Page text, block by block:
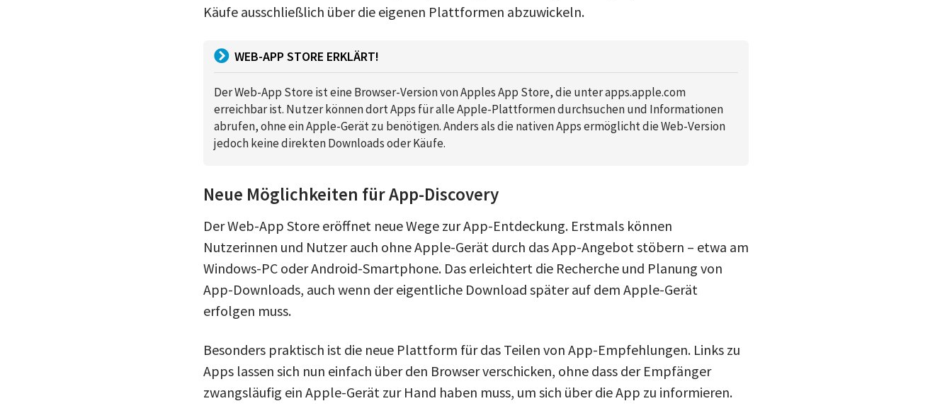
Käufe ausschließlich über die eigenen Plattformen abzuwickeln.
WEB-APP STORE ERKLÄRT!
Der Web-App Store ist eine Browser-Version von Apples App Store, die unter apps.apple.com
erreichbar ist. Nutzer können dort Apps für alle Apple-Plattformen durchsuchen und Informationen
abrufen, ohne ein Apple-Gerät zu benötigen. Anders als die nativen Apps ermöglicht die Web-Version
jedoch keine direkten Downloads oder Käufe.
Neue Möglichkeiten für App-Discovery
Der Web-App Store eröffnet neue Wege zur App-Entdeckung. Erstmals können
Nutzerinnen und Nutzer auch ohne Apple-Gerät durch das App-Angebot stöbern – etwa am
Windows-PC oder Android-Smartphone. Das erleichtert die Recherche und Planung von
App-Downloads, auch wenn der eigentliche Download später auf dem Apple-Gerät
erfolgen muss.
Besonders praktisch ist die neue Plattform für das Teilen von App-Empfehlungen. Links zu
Apps lassen sich nun einfach über den Browser verschicken, ohne dass der Empfänger
zwangsläufig ein Apple-Gerät zur Hand haben muss, um sich über die App zu informieren.